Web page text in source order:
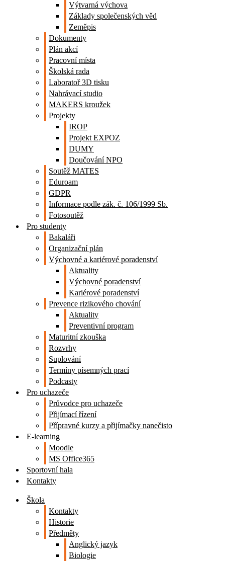
Výtvarná výchova
Základy společenských věd
Zeměpis
Dokumenty
Plán akcí
Pracovní místa
Školská rada
Laboratoř 3D tisku
Nahrávací studio
MAKERS kroužek
Projekty
IROP
Projekt EXPOZ
DUMY
Doučování NPO
Soutěž MATES
Eduroam
GDPR
Informace podle zák. č. 106/1999 Sb.
Fotosoutěž
Pro studenty
Bakaláři
Organizační plán
Výchovné a kariérové poradenství
Aktuality
Výchovné poradenství
Kariérové poradenství
Prevence rizikového chování
Aktuality
Preventivní program
Maturitní zkouška
Rozvrhy
Suplování
Termíny písemných prací
Podcasty
Pro uchazeče
Průvodce pro uchazeče
Přijímací řízení
Přípravné kurzy a přijímačky nanečisto
E-learning
Moodle
MS Office365
Sportovní hala
Kontakty
Škola
Kontakty
Historie
Předměty
Anglický jazyk
Biologie